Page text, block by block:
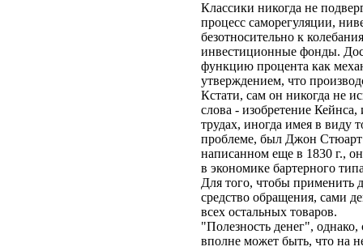
Классики никогда не
процесс саморегуляции,
безотносительно к
инвестиционные фонды.
функцию процента как
утверждением, что
Кстати, сам он никогда не
слова - изобретение
трудах, иногда имея в виду
проблеме, был Джон Стюарт
написанном еще в 1830 г.,
в экономике бартерного
Для того, чтобы применить
средство обращения, сами
всех остальных товаров.
"Полезность денег",
вполне может быть, что на